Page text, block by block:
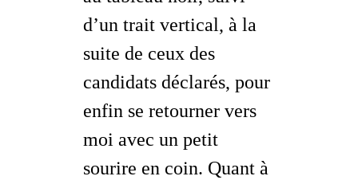
d’un trait vertical, à la
suite de ceux des
candidats déclarés, pour
enfin se retourner vers
moi avec un petit
sourire en coin. Quant à